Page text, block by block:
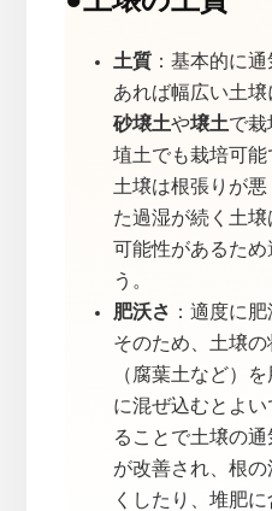
土質：基本的に
あれば幅広い土
砂壌土や壌土で栽
埴土でも栽培可
土壌は根張りが
た過湿が続く土
可能性があるた
う。
肥沃さ ：適度に
そのため、土壌
（腐葉土など）
に混ぜ込むとよ
ることで土壌の
が改善され、根
くしたり、堆肥